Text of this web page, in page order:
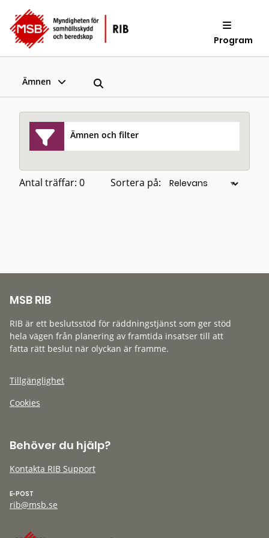
Program
Ämnen
Ämnen och filter
Antal träffar: 0 Sortera på:
MSB RIB
RIB är ett beslutsstöd för räddningstjänst som ger stöd
hela vägen från planering av framtida insatser till att
fatta rätt beslut när olyckan är framme.
Tillgänglighet
Cookies
Behöver du hjälp?
Kontakta RIB Support
E-POST
rib@msb.se